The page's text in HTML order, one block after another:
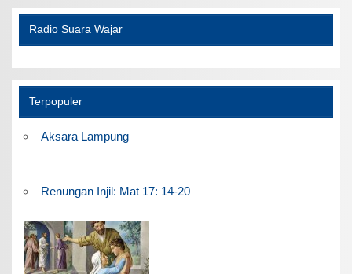
Radio Suara Wajar
Terpopuler
Aksara Lampung
Renungan Injil: Mat 17: 14-20